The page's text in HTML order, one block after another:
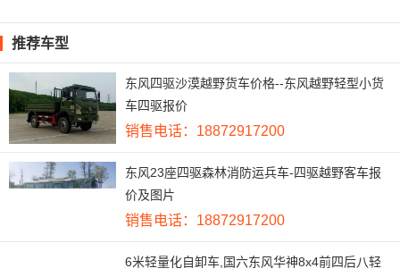
推荐车型
东风四驱沙漠越野货车价格--东风越野轻型小货
车四驱报价
销售电话：18872917200
东风23座四驱森林消防运兵车-四驱越野客车报
价及图片
销售电话：18872917200
6米轻量化自卸车,国六东风华神8x4前四后八轻